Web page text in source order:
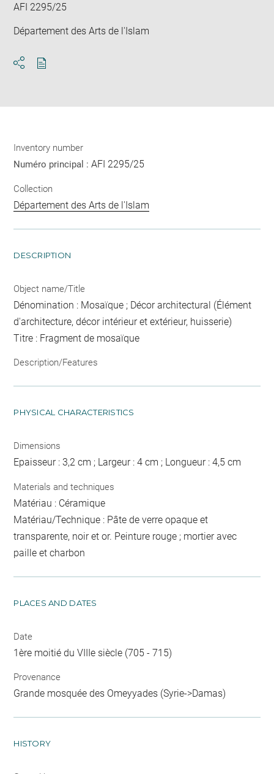
AFI 2295/25
Département des Arts de l'Islam
Inventory number
Numéro principal :AFI 2295/25
Collection
Département des Arts de l'Islam
DESCRIPTION
Object name/Title
Dénomination : Mosaïque ; Décor architectural (Élément
d'architecture, décor intérieur et extérieur, huisserie)
Titre : Fragment de mosaïque
Description/Features
PHYSICAL CHARACTERISTICS
Dimensions
Epaisseur : 3,2 cm ; Largeur : 4 cm ; Longueur : 4,5 cm
Materials and techniques
Matériau : Céramique
Matériau/Technique : Pâte de verre opaque et
transparente, noir et or. Peinture rouge ; mortier avec
paille et charbon
PLACES AND DATES
Date
1ère moitié du VIIIe siècle (705 - 715)
Provenance
Grande mosquée des Omeyyades (Syrie->Damas)
HISTORY